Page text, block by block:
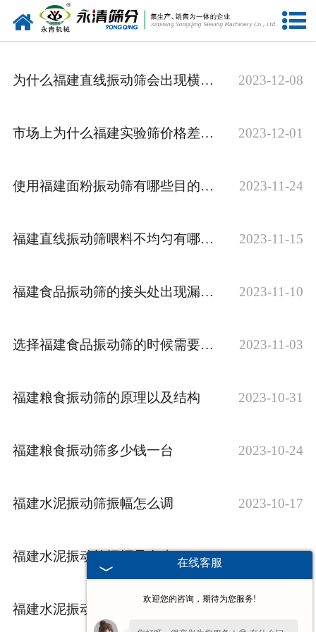
网站首页
新闻中心
产品中心
视频中心
为什么福建直线振动筛会出现横梁开裂的现象 2023-12-08
市场上为什么福建实验筛价格差异这么多 2023-12-01
使用福建面粉振动筛有哪些目的呢？ 2023-11-24
福建直线振动筛喂料不均匀有哪些危害 2023-11-15
福建食品振动筛的接头处出现漏油的解决办法 2023-11-10
选择福建食品振动筛的时候需要满足那些需求？ 2023-11-03
福建粮食振动筛的原理以及结构 2023-10-31
福建粮食振动筛多少钱一台 2023-10-24
福建水泥振动筛振幅怎么调 2023-10-17
福建水泥振动筛振幅是多少
福建水泥振动筛角度多大合适安装
在线客服
欢迎您的咨询，期待为您服务!